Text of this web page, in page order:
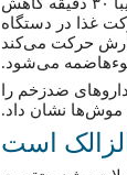
غذا در دستگاه
حرکت می‌کند
می‌شود.
ضدزخم را
نشان داد.